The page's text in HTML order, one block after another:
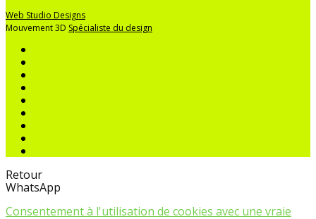
Web Studio Designs
Mouvement 3D Spécialiste du design
Retour
WhatsApp
Consentement à l'utilisation de cookies avec une vraie